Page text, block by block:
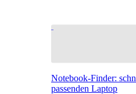
Notebook-Finder:
passenden Laptop